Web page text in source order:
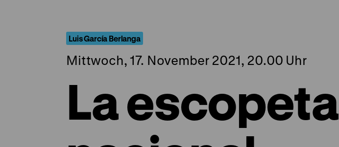
Luis García Berlanga
Mittwoch, 17. November 2021, 20.00 Uhr
La escopeta